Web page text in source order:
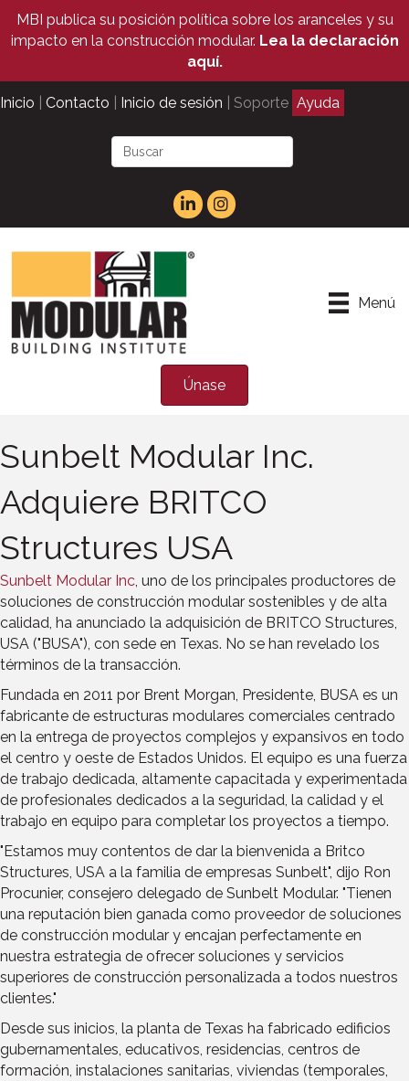
MBI publica su posición política sobre los aranceles y su
impacto en la construcción modular. Lea la declaración
aquí.
Inicio Contacto Inicio de sesión | Soporte Ayuda
Menú
Únase
Sunbelt Modular Inc.
Adquiere BRITCO
Structures USA
Sunbelt Modular Inc, uno de los principales productores de
soluciones de construcción modular sostenibles y de alta
calidad, ha anunciado la adquisición de BRITCO Structures,
USA ("BUSA"), con sede en Texas. No se han revelado los
términos de la transacción.
Fundada en 2011 por Brent Morgan, Presidente, BUSA es un
fabricante de estructuras modulares comerciales centrado
en la entrega de proyectos complejos y expansivos en todo
el centro y oeste de Estados Unidos. El equipo es una fuerza
de trabajo dedicada, altamente capacitada y experimentada
de profesionales dedicados a la seguridad, la calidad y el
trabajo en equipo para completar los proyectos a tiempo.
"Estamos muy contentos de dar la bienvenida a Britco
Structures, USA a la familia de empresas Sunbelt", dijo Ron
Procunier, consejero delegado de Sunbelt Modular. "Tienen
una reputación bien ganada como proveedor de soluciones
de construcción modular y encajan perfectamente en
nuestra estrategia de ofrecer soluciones y servicios
superiores de construcción personalizada a todos nuestros
clientes."
Desde sus inicios, la planta de Texas ha fabricado edificios
gubernamentales, educativos, residencias, centros de
formación, instalaciones sanitarias, viviendas (temporales,